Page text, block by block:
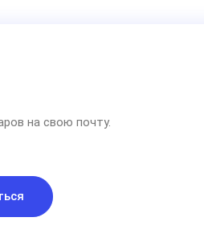
на свою почту.